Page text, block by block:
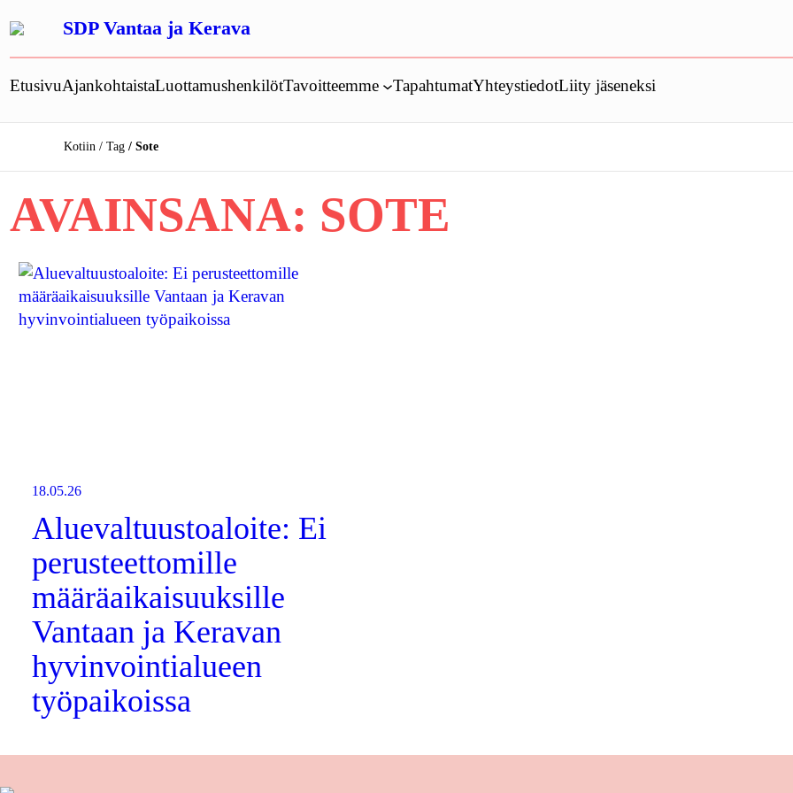
sisältöön
SDP Vantaa ja Kerava
EtusivuAjankohtaistaLuottamushenkilötTavoitteemme TapahtumatYhteystiedotLiity jäseneksi
Kotiin Tag Sote
AVAINSANA: SOTE
18.05.26
Aluevaltuustoaloite: Ei
perusteettomille
määräaikaisuuksille
Vantaan ja Keravan
hyvinvointialueen
työpaikoissa